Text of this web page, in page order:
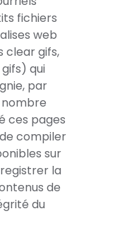
fichiers
web
clear gifs,
qui
par
ces pages
compiler
sur
la
de
du